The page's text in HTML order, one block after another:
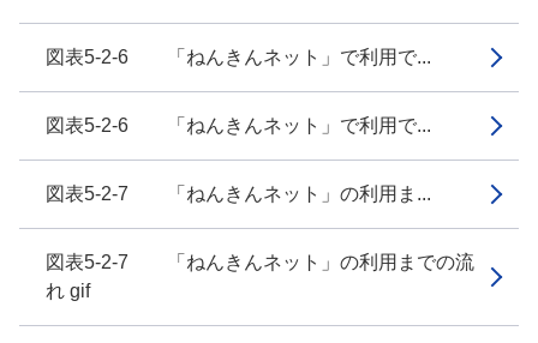
図表5-2-6 「ねんきんネット」で利用で...
図表5-2-6 「ねんきんネット」で利用で...
図表5-2-7 「ねんきんネット」の利用ま...
図表5-2-7 「ねんきんネット」の利用までの流
れ gif